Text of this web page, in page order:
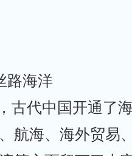
路海洋
古代中国开通了
航海、海外贸易